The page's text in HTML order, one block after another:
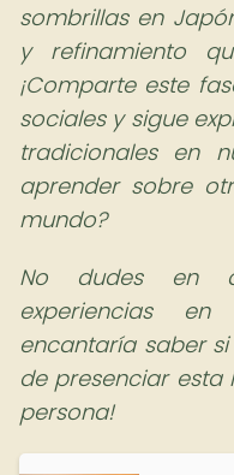
sombrillas en
y refinamiento
¡Comparte este
sociales y sigue
tradicionales en
aprender sobre
mundo?
No dudes en
experiencias
encantaría saber
de presenciar
persona!